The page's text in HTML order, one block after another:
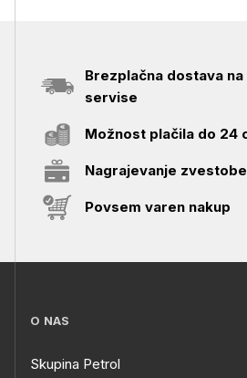
Brezplačna dostava
servise
Možnost plačila do
Nagrajevanje
Povsem varen nakup
O NAS
Skupina Petrol